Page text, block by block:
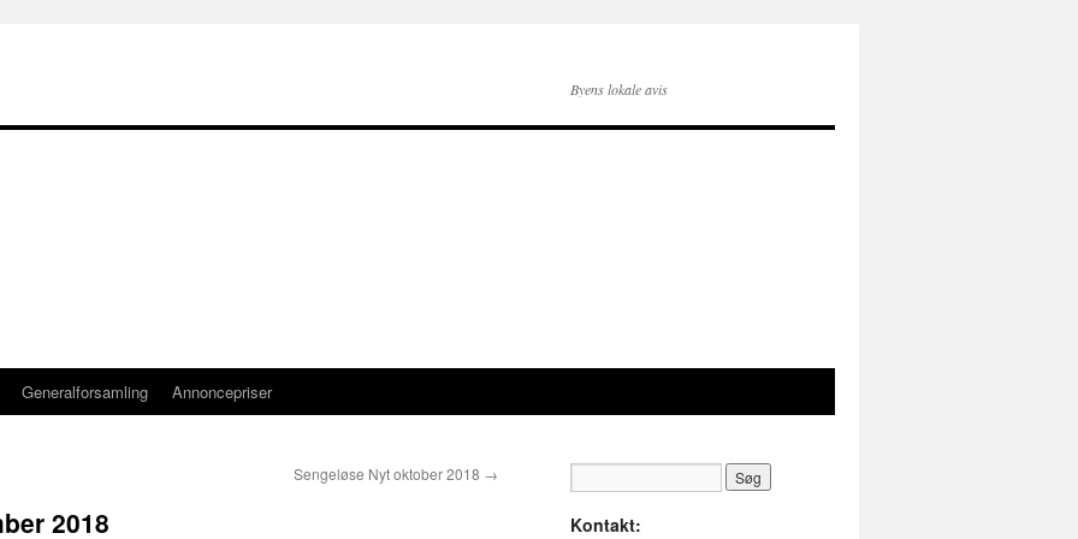
Byens lokale avis
Generalforsamling Annoncepriser
Sengeløse Nyt oktober 2018 →
2018 Kontakt: